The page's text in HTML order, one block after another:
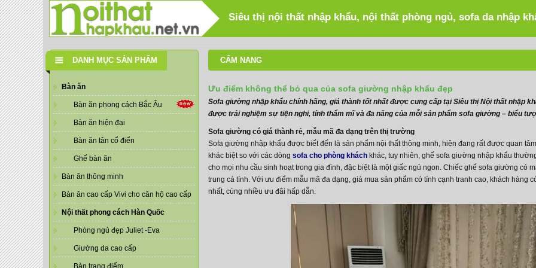
Siêu thị nội thất nhập khẩu, nội thất phòng ngủ, sofa da nhập
DANH MỤC SẢN PHẨM
Bàn ăn
Bàn ăn phong cách Bắc Âu
Bàn ăn hiện đại
Bàn ăn tân cổ điển
Ghế bàn ăn
Bàn ăn thông minh
Bàn ăn cao cấp Vivi cho căn hộ cao cấp
Nội thất phong cách Hàn Quốc
Phòng ngủ đẹp Juliet -Eva
Giường da cao cấp
Bàn trang điểm
CẨM NANG
Ưu điểm không thể bỏ qua của sofa giường nhập khẩu đẹp
Sofa giường nhập khẩu chính hãng, giá thành tốt nhất được cung cấp tại Siêu thị Nội thất nhập
được trải nghiệm sự tiện nghi, tính thẩm mĩ và đa năng của mỗi sản phẩm sofa giường – biểu
Sofa giường có giá thành rẻ, mẫu mã đa dạng trên thị trường
Sofa giường nhập khẩu được biết đến là sản phẩm nội thất thông minh, hiện đang rất được quan
khác biệt so với các dòng sofa cho phòng khách khác, tuy nhiên, ghế sofa giường nhập khẩu
cho mọi nhu cầu sinh hoạt trong gia đình, đặc biệt là một giấc ngủ ngon. Chiếc ghế sofa giường có
trung cá tính. Với ưu điểm mẫu mã đa dạng, giá mua sản phẩm có tính cạnh tranh cao, khách hàng
nhất, cùng nhiều ưu đãi hấp dẫn.